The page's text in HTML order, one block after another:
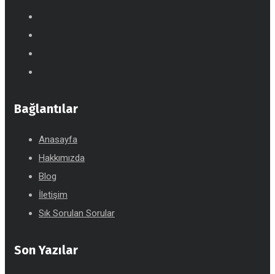
Bağlantılar
Anasayfa
Hakkımızda
Blog
İletişim
Sık Sorulan Sorular
Son Yazılar